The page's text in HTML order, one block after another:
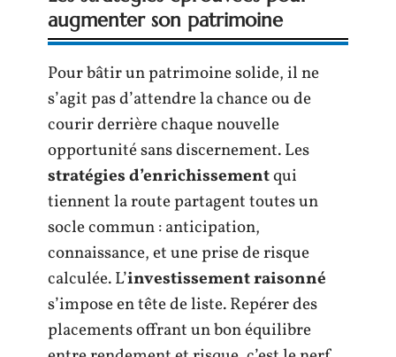
augmenter son patrimoine
Pour bâtir un patrimoine solide, il ne
s’agit pas d’attendre la chance ou de
courir derrière chaque nouvelle
opportunité sans discernement. Les
stratégies d’enrichissementqui
tiennent la route partagent toutes un
socle commun : anticipation,
connaissance, et une prise de risque
calculée. L’investissement raisonné
s’impose en tête de liste. Repérer des
placements offrant un bon équilibre